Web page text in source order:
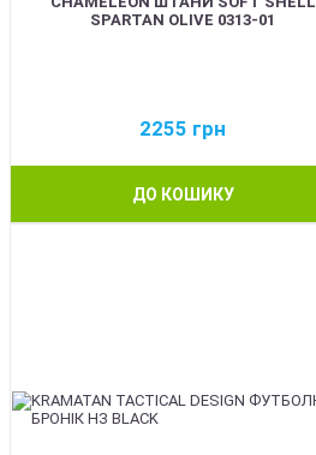
SPARTAN OLIVE 0313-01
2255 грн
ДО КОШИКУ